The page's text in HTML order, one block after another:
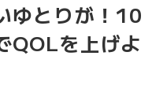
ゆとりが！10
QOLを上げよ